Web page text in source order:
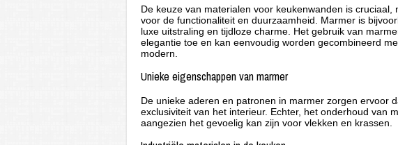
De keuze van materialen voor keukenwanden is
voor de functionaliteit en duurzaamheid. Marmer is
luxe uitstraling en tijdloze charme. Het gebruik van
elegantie toe en kan eenvoudig worden gecombineerd
modern.
Unieke eigenschappen van marmer
De unieke aderen en patronen in marmer zorgen ervoor
exclusiviteit van het interieur. Echter, het onderhoud van
aangezien het gevoelig kan zijn voor vlekken en krassen.